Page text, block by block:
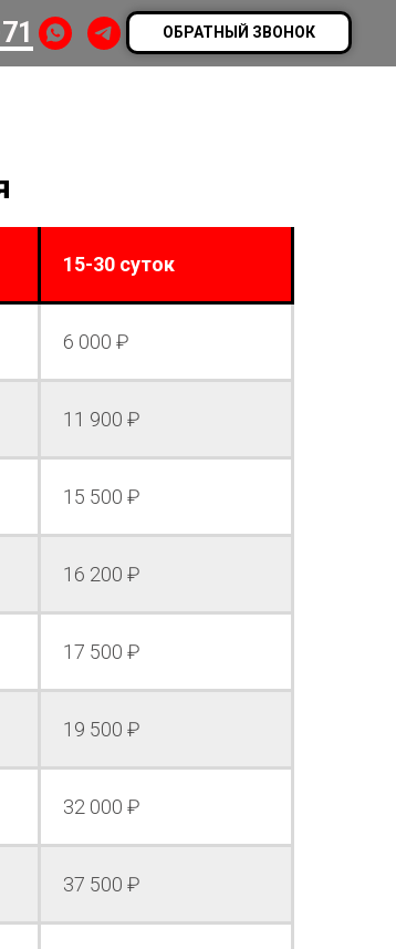
ОБРАТНЫЙ ЗВОНОК
15-30 суток
6 000 ₽
11 900 ₽
15 500 ₽
16 200 ₽
17 500 ₽
19 500 ₽
32 000 ₽
37 500 ₽